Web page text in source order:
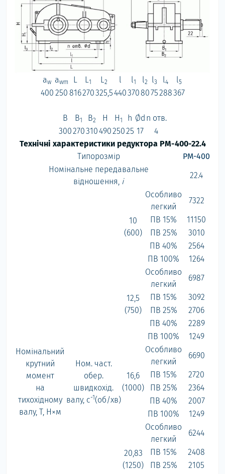
aw awm L L 1 L 2 l l1 l2 l3 l4 l5
400 250 816270325,54403708075288367
B B1 B2 H H1 h Ød n отв.
30027031049025025 17
4
Технічні характеристики редуктора РМ-400-22.4
Типорозмір
РМ-400
Номінальне передавальне
відношення, i
22.4
Номінальний
крутний
момент
на
тихохідному
валу, Т, Н×м
Ном. част.
обер.
швидкохід.
валу, с-1(об/хв)
10
(600)
Особливо
легкий
7322
ПВ 15%
11150
ПВ 25%
3010
ПВ 40%
2564
ПВ 100%
1264
12,5
(750)
Особливо
легкий
6987
ПВ 15%
3092
ПВ 25%
2706
ПВ 40%
2289
ПВ 100%
1249
16,6
(1000)
Особливо
легкий
6690
ПВ 15%
2720
ПВ 25%
2364
ПВ 40%
2007
ПВ 100%
1249
20,83
(1250)
Особливо
легкий
6244
ПВ 15%
2408
ПВ 25%
2105